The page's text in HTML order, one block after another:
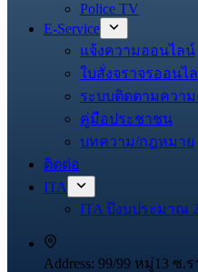
Police TV
E-Service
แจ้งความออนไลน์
ใบสั่งจราจรออนไ
ระบบติดตามควา
คู่มือประชาชน
บทความ/กฎหมาย
ติดต่อ
ITA
ITA ปีงบประมาณ
Address: 99/99 หมู่13 ซ.